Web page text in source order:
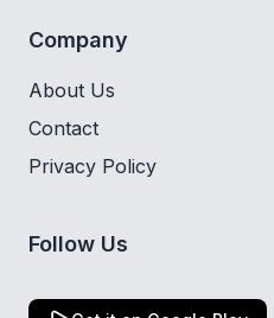
Company
About Us
Contact
Privacy Policy
Follow Us